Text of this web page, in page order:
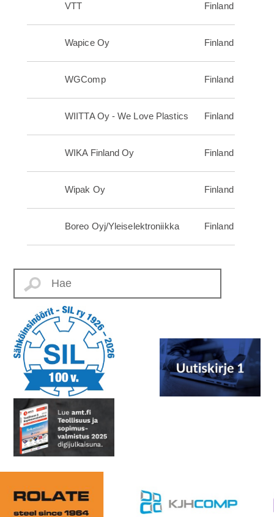
VTT Finland
Wapice Oy Finland
WGComp Finland
WIITTA Oy - We Love Plastics Finland
WIKA Finland Oy Finland
Wipak Oy Finland
Boreo Oyj/Yleiselektroniikka Finland